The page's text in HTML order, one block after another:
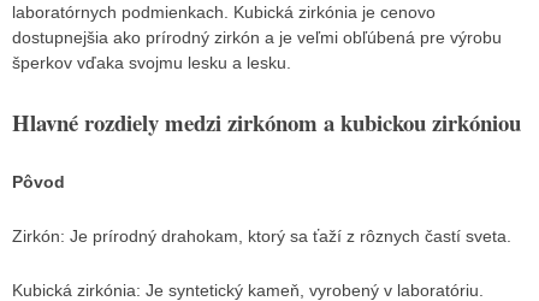
laboratórnych podmienkach. Kubická zirkónia je cenovo
dostupnejšia ako prírodný zirkón a je veľmi obľúbená pre výrobu
šperkov vďaka svojmu lesku a lesku.
Hlavné rozdiely medzi zirkónom a kubickou zirkóniou
Pôvod
Zirkón: Je prírodný drahokam, ktorý sa ťaží z rôznych častí sveta.
Kubická zirkónia: Je syntetický kameň, vyrobený v laboratóriu.